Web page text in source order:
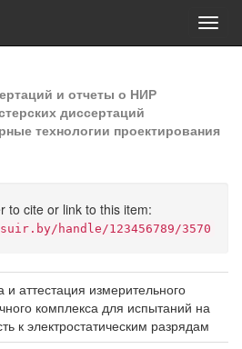
и отчеты о НИР
диссертаций
технологии проектирования
to cite or link to this item:
handle/123456789/3570
и аттестация измерительного
комплекса для испытаний на
к электростатическим разрядам